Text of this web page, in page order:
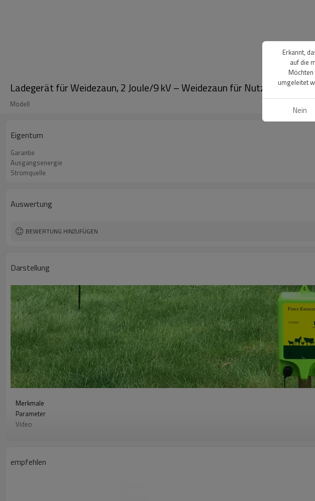
Ladegerät für Weidezaun, 2 Joule/9 kV – Weidezaun für Nutztiere,
Modell
Eigentum
Garantie
Ausgangsenergie
Stromquelle
Auswertung
BEWERTUNG HINZUFÜGEN
Darstellung
Merkmale
Parameter
Video
Verschiedene Modelle
empfehlen
Erkannt,
auf die
umgeleitet
Nein